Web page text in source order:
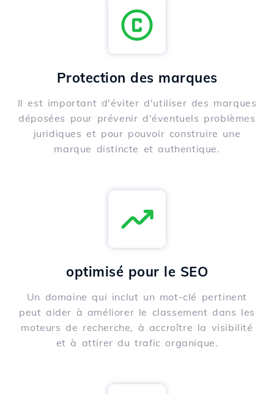
Protection des marques
Il est important d'éviter d'utiliser des marques
déposées pour prévenir d'éventuels problèmes
juridiques et pour pouvoir construire une
marque distincte et authentique.
optimisé pour le SEO
Un domaine qui inclut un mot-clé pertinent
peut aider à améliorer le classement dans les
moteurs de recherche, à accroître la visibilité
et à attirer du trafic organique.